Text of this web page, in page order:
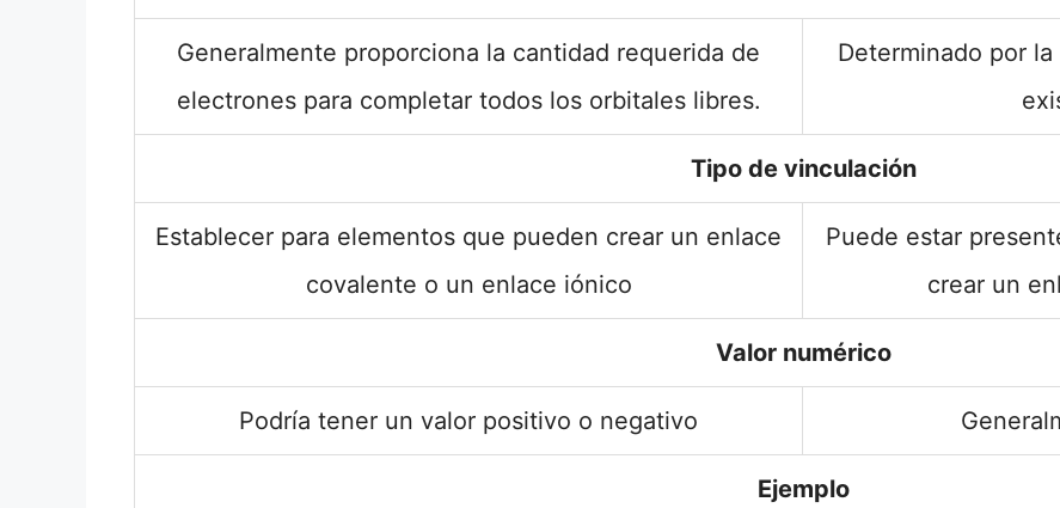
Generalmente proporciona la cantidad requerida de
electrones para completar todos los orbitales libres.
Determinado por
Tipo de vinculación
Establecer para elementos que pueden crear un enlace
covalente o un enlace iónico
Puede estar
crear un
Valor numérico
Podría tener un valor positivo o negativo
Ejemplo